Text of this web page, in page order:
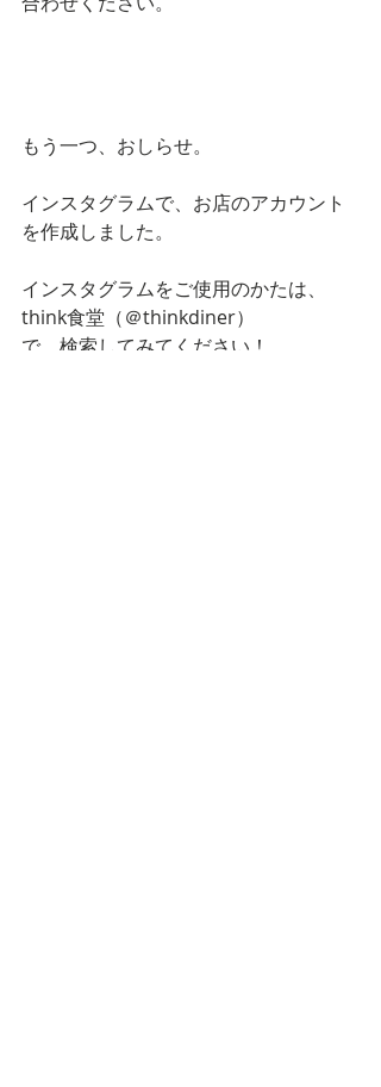
もう一つ、おしらせ。
インスタグラムで、お店のアカウント
を作成しました。
インスタグラムをご使用のかたは、
think食堂（＠thinkdiner）
で、検索してみてください！